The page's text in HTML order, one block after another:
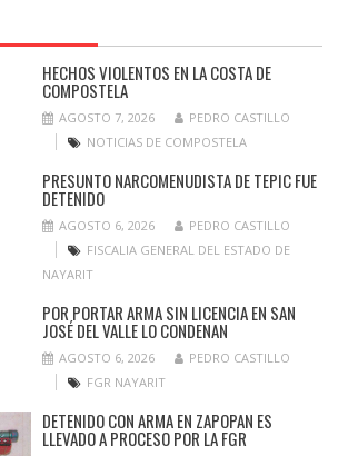
HECHOS VIOLENTOS EN LA COSTA DE
COMPOSTELA
AGOSTO 7, 2026
PEDRO CASTILLO
NOTICIAS DE COMPOSTELA
PRESUNTO NARCOMENUDISTA DE TEPIC FUE
DETENIDO
AGOSTO 6, 2026
PEDRO CASTILLO
FISCALIA GENERAL DEL ESTADO DE
NAYARIT
POR PORTAR ARMA SIN LICENCIA EN SAN
JOSÉ DEL VALLE LO CONDENAN
AGOSTO 6, 2026
PEDRO CASTILLO
FGR NAYARIT
DETENIDO CON ARMA EN ZAPOPAN ES
LLEVADO A PROCESO POR LA FGR